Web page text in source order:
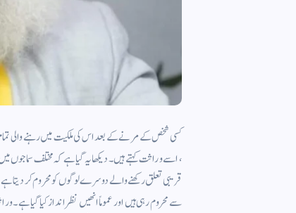
کسی شخص کے مرنے کے بعد اس کی ملکیت میں رہنے والی
، اسے وراثت کہتے ہیں ۔ دیکھا یہ گیا ہے کہ مختلف سماجوں
قریبی تعلق رکھنے والے دوسرے لوگوں کو محروم کر
سے محروم رہی ہیں اور عموماً انھیں نظر انداز کیا گیا ہے ۔